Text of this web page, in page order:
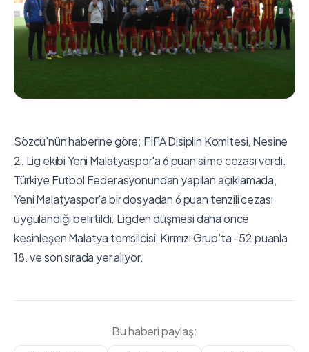
Sözcü'nün haberine göre; FIFA Disiplin Komitesi, Nesine
2. Lig ekibi Yeni Malatyaspor'a 6 puan silme cezası verdi.
Türkiye Futbol Federasyonundan yapılan açıklamada,
Yeni Malatyaspor'a bir dosyadan 6 puan tenzili cezası
uygulandığı belirtildi. Ligden düşmesi daha önce
kesinleşen Malatya temsilcisi, Kırmızı Grup'ta -52 puanla
18. ve son sırada yer alıyor.
Bu haberi paylaş: